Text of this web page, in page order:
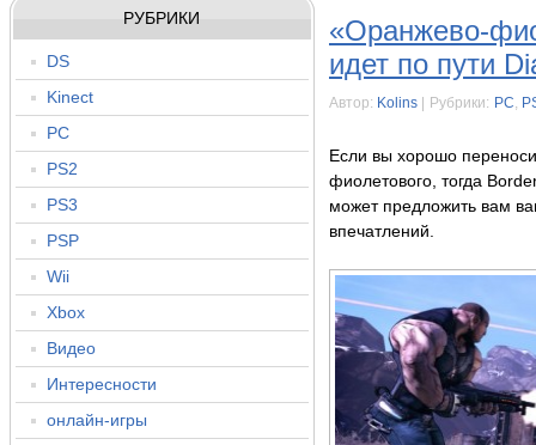
РУБРИКИ
DS
Kinect
PC
PS2
PS3
PSP
Wii
Xbox
Видео
Интересности
онлайн-игры
«Оранжево-
идет по пути
Автор: Kolins Рубрики: PC,
Если вы хорошо
фиолетового, тогда
может предложить вам
впечатлений.